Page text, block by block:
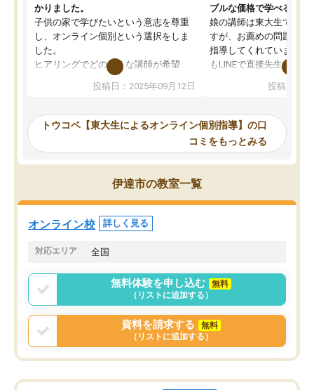
かりました。
子供の家で学びたいという意志を尊重
し、オンライン個別という選択をしま
した。
ヒアリングでどのような講師が希望
か、オプションは付帯するかなど選ぶ
事が出来ました。
ーティングを行い、その講師で良いか
見てから講師を決定する事ができま
す。
うちの子は、初回面談の講師の方で決
オンラインツールを使用した単語帳の
共有があり宿題もそちらで出される形
でした。
言う事で講師変更の申し出があり、あ
まりに短期での変更だった為、塾に通
う事にして退会しました。遅れも取り
戻せ、授業内容や講師の方は良かった
と思います。
投稿日：2025年09月12日
ブルな価格で学べる
娘の講師は東大生では無
すが、お薦めの問題集や
指導してくれています。
もLINEで直接先生に質問
めれるので、個人に合
いなのがあり(有料)、受
ことをどんなスケジュー
くか相談したのですが、
ち期待したものではなく
くなってきたようなので
投稿日：
トウコベ【東大生によるオンライン個別指導】の口
コミをもっとみる
伊達市の教室一覧
オンライン校 詳しく見る
対応エリア 全国
無料体験を申し込む
無料
（リストに追加する）
資料を請求する
無料
（リストに追加する）